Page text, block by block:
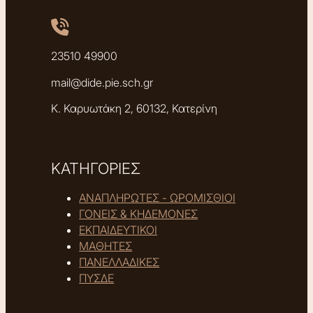
23510 49900
mail@dide.pie.sch.gr
Κ. Καρυωτάκη 2, 60132, Κατερίνη
ΚΑΤΗΓΟΡΙΕΣ
ΑΝΑΠΛΗΡΩΤΕΣ - ΩΡΟΜΙΣΘΙΟΙ
ΓΟΝΕΙΣ & ΚΗΔΕΜΟΝΕΣ
ΕΚΠΑΙΔΕΥΤΙΚΟΙ
ΜΑΘΗΤΕΣ
ΠΑΝΕΛΛΑΔΙΚΕΣ
ΠΥΣΔΕ